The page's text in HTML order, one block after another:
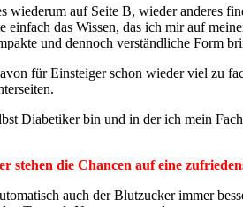
wiederum auf Seite B, wieder anderes
das Wissen, das ich mir auf
und dennoch verständliche Form
für Einsteiger schon wieder viel zu
Diabetiker bin und in der ich mein
stehen die Chancen auf eine
auch der Blutzucker immer